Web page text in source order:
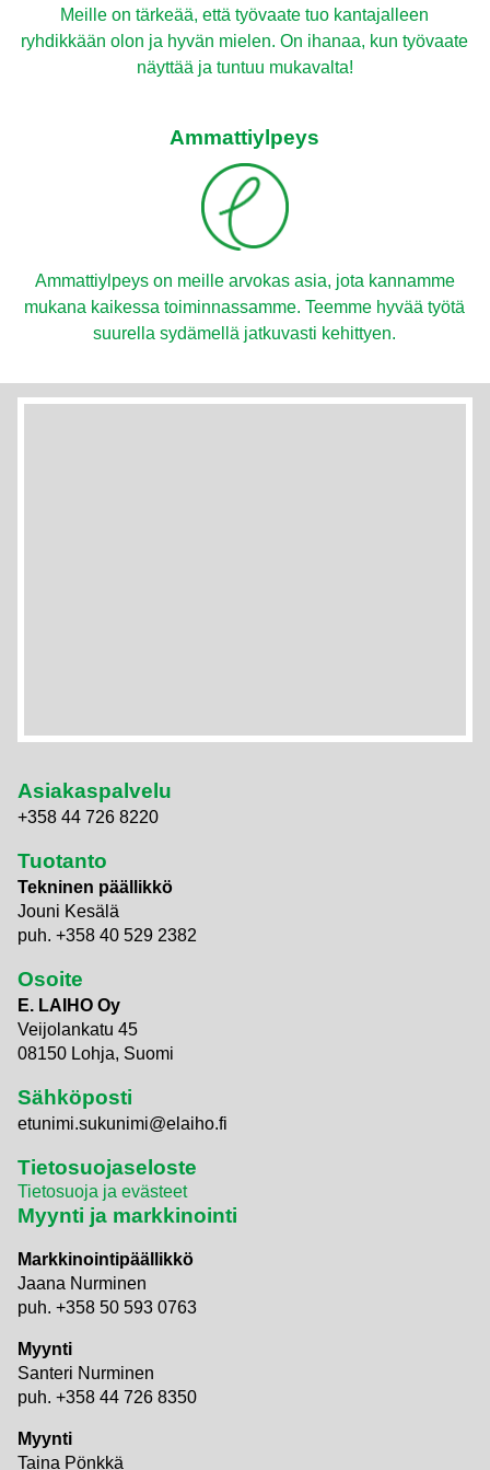
Meille on tärkeää, että työvaate tuo kantajalleen
ryhdikkään olon ja hyvän mielen. On ihanaa, kun työvaate
näyttää ja tuntuu mukavalta!
Ammattiylpeys
Ammattiylpeys on meille arvokas asia, jota kannamme
mukana kaikessa toiminnassamme. Teemme hyvää työtä
suurella sydämellä jatkuvasti kehittyen.
Asiakaspalvelu
+358 44 726 8220
Tuotanto
Tekninen päällikkö
Jouni Kesälä
puh. +358 40 529 2382
Osoite
E. LAIHO Oy
Veijolankatu 45
08150 Lohja, Suomi
Sähköposti
etunimi.sukunimi@elaiho.fi
Tietosuojaseloste
Tietosuoja ja evästeet
Myynti ja markkinointi
Markkinointipäällikkö
Jaana Nurminen
puh. +358 50 593 0763
Myynti
Santeri Nurminen
puh. +358 44 726 8350
Myynti
Taina Pönkkä